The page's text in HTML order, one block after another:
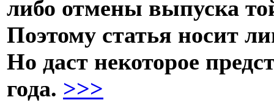
либо отмены выпуска
Поэтому статья носит
Но даст некоторое
года. >>>